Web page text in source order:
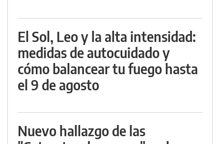
El Sol, Leo y la alta intensidad:
medidas de autocuidado y
cómo balancear tu fuego hasta
el 9 de agosto
Nuevo hallazgo de las